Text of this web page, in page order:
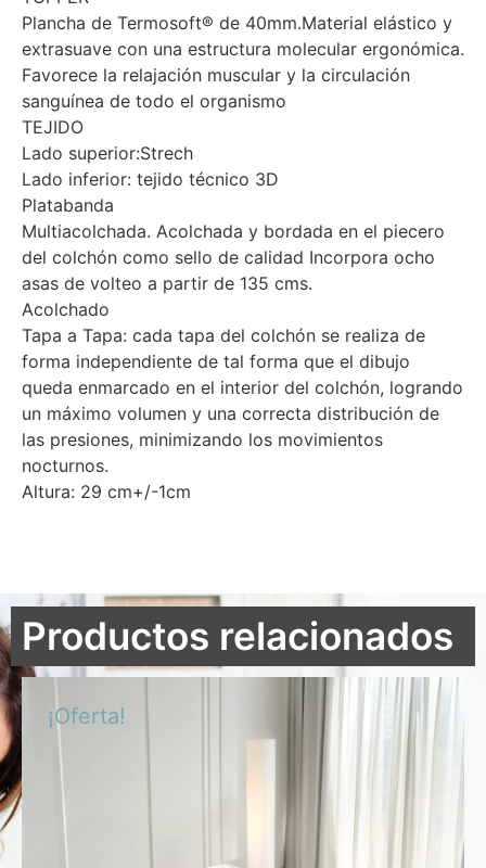
Plancha de Termosoft® de 40mm.Material elástico y
extrasuave con una estructura molecular ergonómica.
Favorece la relajación muscular y la circulación
sanguínea de todo el organismo
TEJIDO
Lado superior:Strech
Lado inferior: tejido técnico 3D
Platabanda
Multiacolchada. Acolchada y bordada en el piecero
del colchón como sello de calidad Incorpora ocho
asas de volteo a partir de 135 cms.
Acolchado
Tapa a Tapa: cada tapa del colchón se realiza de
forma independiente de tal forma que el dibujo
queda enmarcado en el interior del colchón, logrando
un máximo volumen y una correcta distribución de
las presiones, minimizando los movimientos
nocturnos.
Altura: 29 cm+/-1cm
Productos relacionados
¡Oferta!